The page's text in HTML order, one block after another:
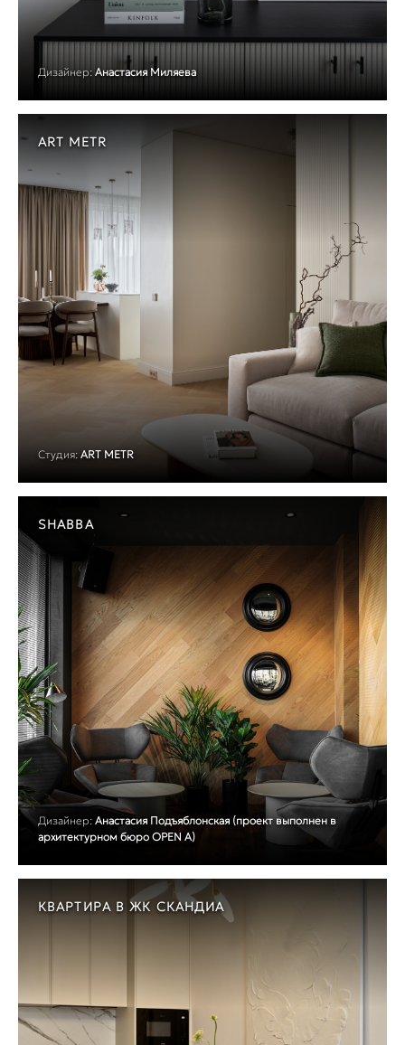
Дизайнер: Анастасия Миляева
ART METR
Студия: ART METR
SHABBA
Дизайнер: Анастасия Подъяблонская (проект выполнен в
архитектурном бюро OPEN A)
КВАРТИРА В ЖК СКАНДИА